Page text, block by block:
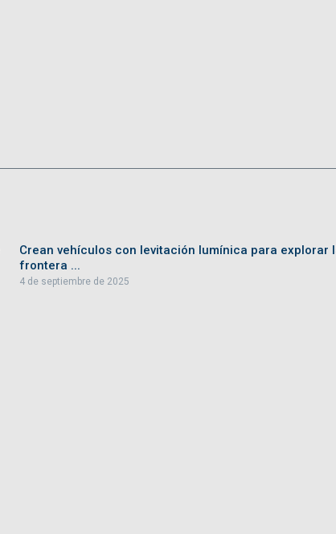
Crean vehículos con levitación lumínica para explorar
frontera ...
4 de septiembre de 2025